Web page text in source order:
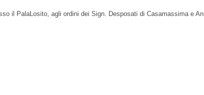
il PalaLosito, agli ordini dei Sign. Desposati di Casamassima e